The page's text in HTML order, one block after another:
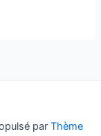
par Thème